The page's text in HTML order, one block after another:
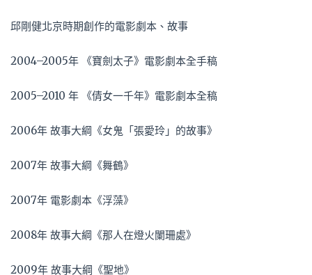
邱剛健北京時期創作的電影劇本、故事
2004–2005年 《寶劍太子》電影劇本全手稿
2005–2010 年 《倩女一千年》電影劇本全稿
2006年 故事大綱《女鬼「張愛玲」的故事》
2007年 故事大綱《舞鶴》
2007年 電影劇本《浮藻》
2008年 故事大綱《那人在燈火闌珊處》
2009年 故事大綱《聖地》